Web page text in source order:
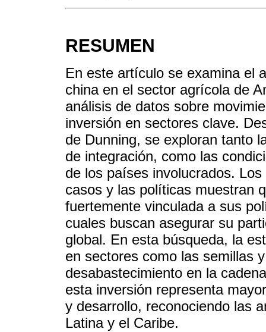
RESUMEN
En este artículo se examina el
china en el sector agrícola de
análisis de datos sobre
inversión en sectores clave.
de Dunning, se exploran tanto
de integración, como las
de los países involucrados.
casos y las políticas muestran
fuertemente vinculada a sus
cuales buscan asegurar su
global. En esta búsqueda, la
en sectores como las semillas
desabastecimiento en la
esta inversión representa
y desarrollo, reconociendo las
Latina y el Caribe.